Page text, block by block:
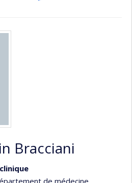
Bracciani
de médecine